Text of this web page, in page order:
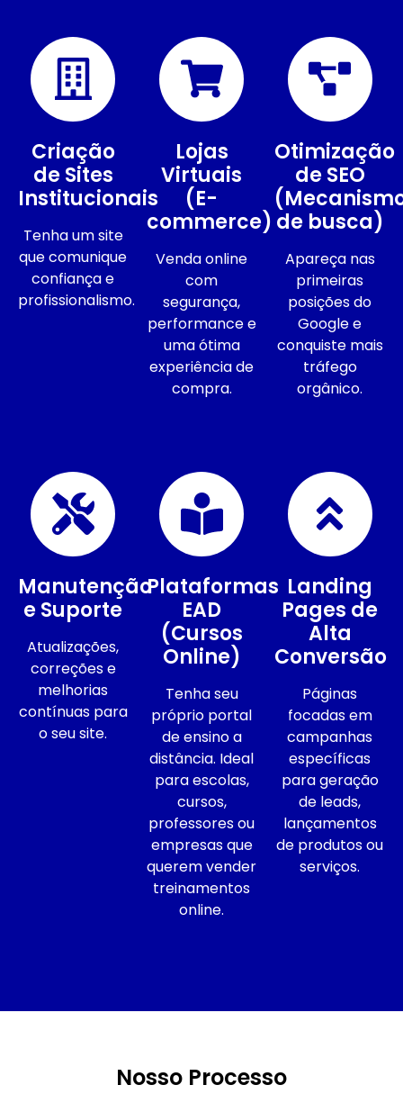
Criação
de Sites
Institucionais
Tenha um site
que comunique
confiança e
profissionalismo.
Lojas
Virtuais
(E-
commerce)
Venda online
com
segurança,
performance e
uma ótima
experiência de
compra.
Otimização
de SEO
de busca)
Apareça nas
primeiras
posições do
Google e
conquiste mais
tráfego
orgânico.
Manutenção
e Suporte
Atualizações,
correções e
melhorias
contínuas para
o seu site.
Plataformas
EAD
(Cursos
Online)
Tenha seu
próprio portal
de ensino a
distância. Ideal
para escolas,
cursos,
professores ou
empresas que
querem vender
treinamentos
online.
Landing
Pages de
Alta
Conversão
Páginas
focadas em
campanhas
específicas
para geração
de leads,
lançamentos
de produtos ou
serviços.
Nosso Processo